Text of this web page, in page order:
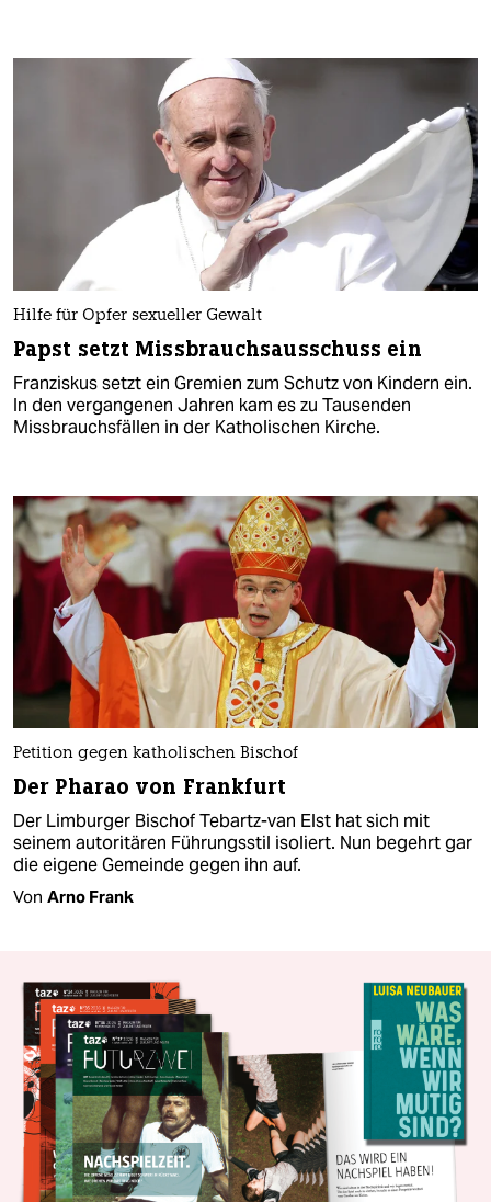
Hilfe für Opfer sexueller Gewalt
Papst setzt Missbrauchsausschuss ein
Franziskus setzt ein Gremien zum Schutz von Kindern ein.
In den vergangenen Jahren kam es zu Tausenden
Missbrauchsfällen in der Katholischen Kirche.
Petition gegen katholischen Bischof
Der Pharao von Frankfurt
Der Limburger Bischof Tebartz-van Elst hat sich mit
seinem autoritären Führungsstil isoliert. Nun begehrt gar
die eigene Gemeinde gegen ihn auf.
Von Arno Frank